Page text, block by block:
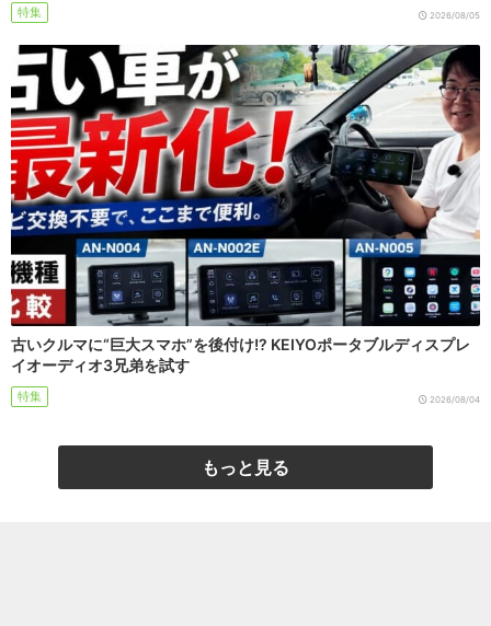
特集 2026/08/05
古いクルマに“巨大スマホ”を後付け!? KEIYOポータブルディスプレ
イオーディオ3兄弟を試す
特集 2026/08/04
もっと見る